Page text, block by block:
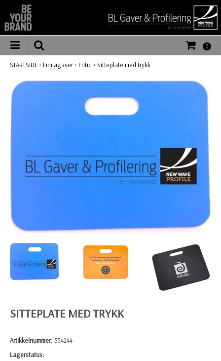
0
STARTSIDE> Firmagaver> Fritid > Sitteplate med trykk
SITTEPLATE MED TRYKK
Artikkelnummer: 554244
Lagerstatus: